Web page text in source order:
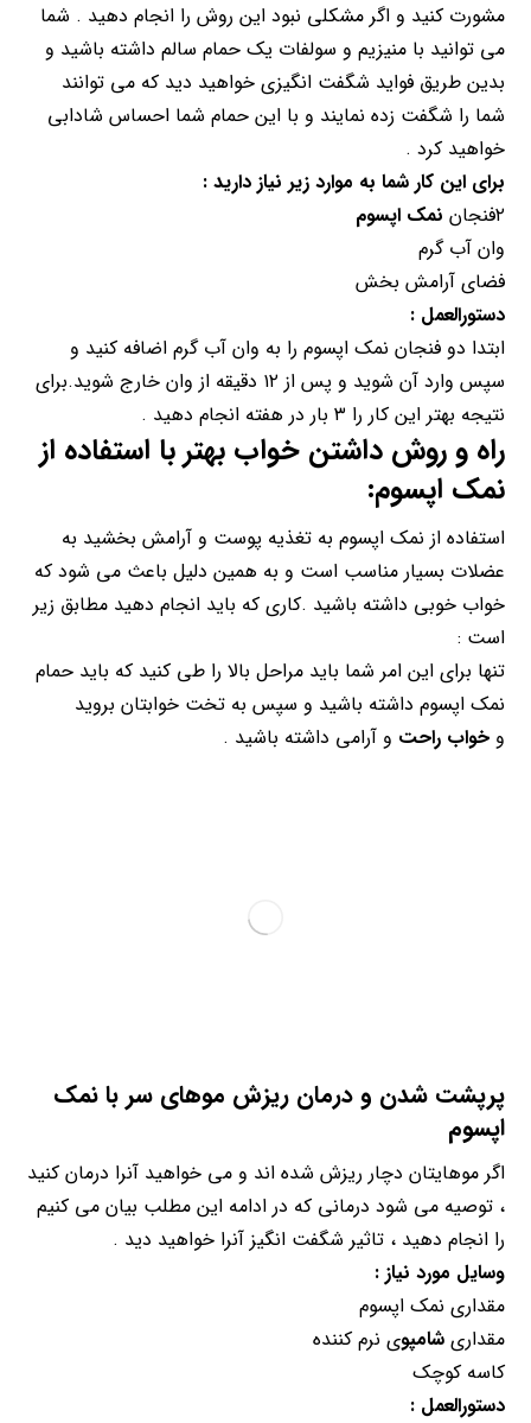
مشورت کنید و اگر مشکلی نبود این روش را انجام دهید . شما
می توانید با منیزیم و سولفات یک حمام سالم داشته باشید و
بدین طریق فواید شگفت انگیزی خواهید دید که می توانند
شما را شگفت زده نمایند و با این حمام شما احساس شادابی
خواهید کرد .
برای این کار شما به موارد زیر نیاز دارید :
۲فنجان
نمک اپسوم
وان آب گرم
فضای آرامش بخش
دستورالعمل :
ابتدا دو فنجان نمک اپسوم را به وان آب گرم اضافه کنید و
سپس وارد آن شوید و پس از ۱۲ دقیقه از وان خارج شوید.برای
نتیجه بهتر این کار را ۳ بار در هفته انجام دهید .
راه و روش داشتن خواب بهتر با استفاده از
نمک اپسوم:
استفاده از نمک اپسوم به تغذیه پوست و آرامش بخشید به
عضلات بسیار مناسب است و به همین دلیل باعث می شود که
خواب خوبی داشته باشید .کاری که باید انجام دهید مطابق زیر
است :
تنها برای این امر شما باید مراحل بالا را طی کنید که باید حمام
نمک اپسوم داشته باشید و سپس به تخت خوابتان بروید
وخواب راحت و آرامی داشته باشید .
پرپشت شدن ودرمان ریزش موهای سر با نمک
اپسوم
اگر موهایتان دچار ریزش شده اند و می خواهید آنرا درمان کنید
، توصیه می شود درمانی که در ادامه این مطلب بیان می کنیم
را انجام دهید ، تاثیر شگفت انگیز آنرا خواهید دید .
وسایل مورد نیاز :
مقداری نمک اپسوم
مقداریشامپوی نرم کننده
کاسه کوچک
دستورالعمل :